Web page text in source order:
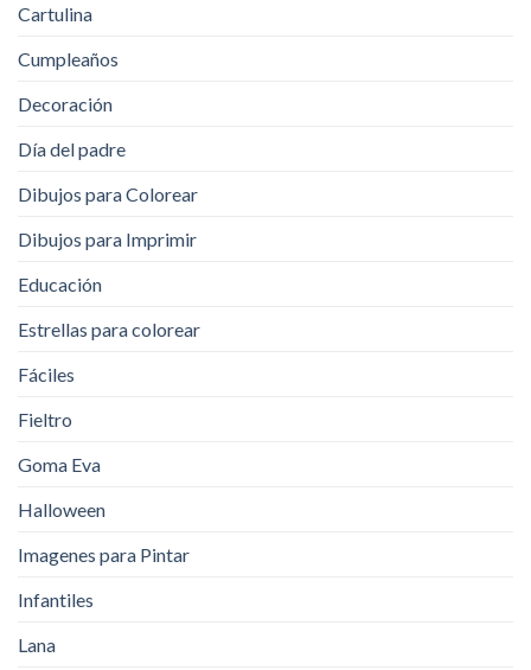
Cartulina
Cumpleaños
Decoración
Día del padre
Dibujos para Colorear
Dibujos para Imprimir
Educación
Estrellas para colorear
Fáciles
Fieltro
Goma Eva
Halloween
Imagenes para Pintar
Infantiles
Lana